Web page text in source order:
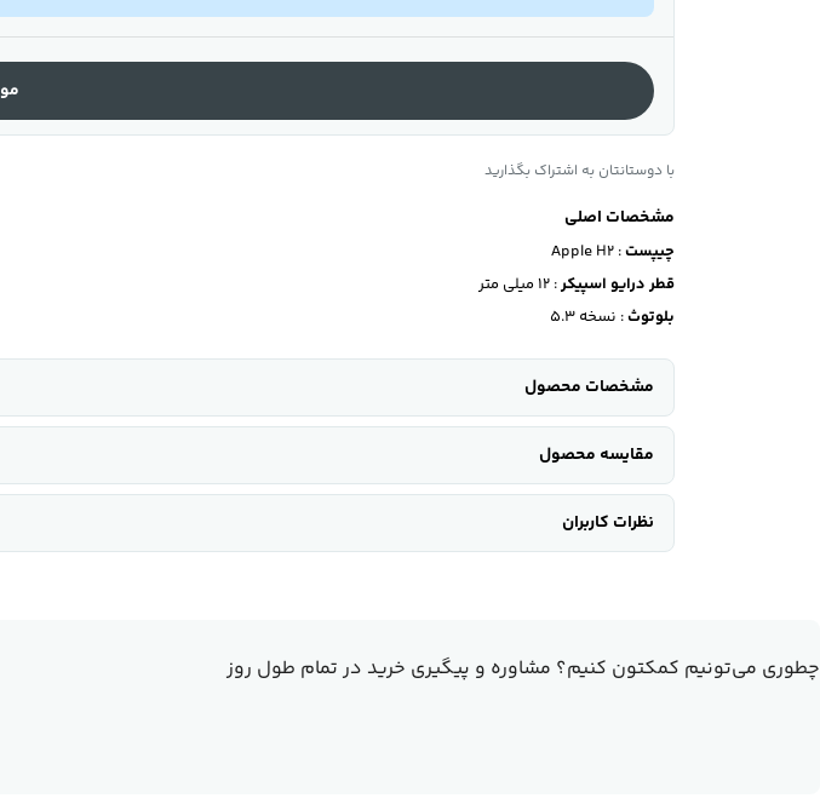
با دوستانتان به اشتراک بگذارید
مشخصات اصلی
چیپست: Apple H2
قطر درایو اسپیکر: 12 میلی متر
بلوتوث: نسخه 5.3
مشخصات محصول
مقایسه محصول
نظرات کاربران
چطوری می‌تونیم کمکتون کنیم؟ مشاوره و پیگیری خرید در تمام طول روز